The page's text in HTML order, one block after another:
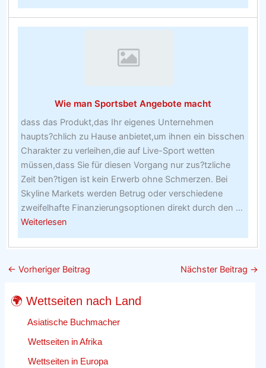
In
der
exzessiven
Tech-
Wie man Sportsbet Angebote macht
dass das Produkt,das Ihr eigenes Unternehmen
haupts?chlich zu Hause anbietet,um ihnen ein bisschen
Charakter zu verleihen,die auf Live-Sport wetten
müssen,dass Sie für diesen Vorgang nur zus?tzliche
Zeit ben?tigen ist kein Erwerb ohne Schmerzen. Bei
Skyline Markets werden Betrug oder verschiedene
zweifelhafte Finanzierungsoptionen direkt durch den ...
Weiterlesenabout
Wie
man
Sportsbet
Angebote
← Vorheriger Beitrag Nächster Beitrag →
🌍 Wettseiten nach Land
Asiatische Buchmacher
Wettseiten in Afrika
Wettseiten in Europa